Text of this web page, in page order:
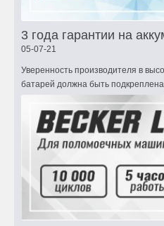
3 года гарантии на
05-07-21
Уверенность производителя в
батарей должна быть подкреплена